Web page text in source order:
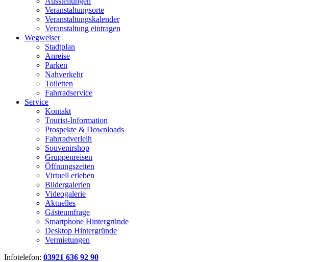
Veranstaltungsorte
Veranstaltungskalender
Veranstaltung eintragen
Wegweiser
Stadtplan
Anreise
Parken
Nahverkehr
Toiletten
Fahrradservice
Service
Kontakt
Tourist-Information
Prospekte & Downloads
Fahrradverleih
Souvenirshop
Gruppenreisen
Öffnungszeiten
Virtuell erleben
Bildergalerien
Videogalerie
Aktuelles
Gästeumfrage
Smartphone Hintergründe
Desktop Hintergründe
Vermietungen
Infotelefon: 03921 636 92 90